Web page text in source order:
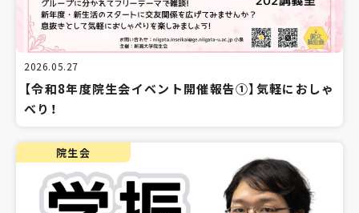
2026.05.27
【令和8年度院生会イベント開催報告①】気軽におしゃ
べり！
院生会